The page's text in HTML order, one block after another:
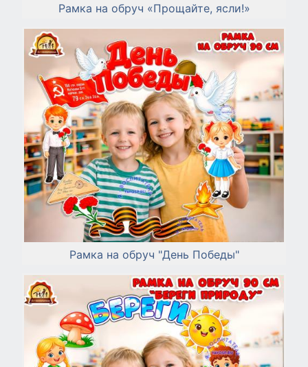
Рамка на обруч «Прощайте, ясли!»
Рамка на обруч "День Победы"